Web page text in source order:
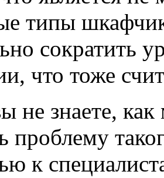
типы
сократить
что тоже
не знаете,
проблему
к